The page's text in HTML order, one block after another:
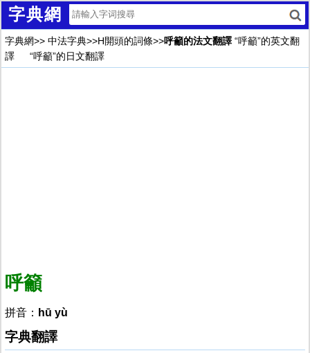
字典網
字典網>> 中法字典>>H開頭的詞條>>呼籲的法文翻譯 “呼籲”的英文翻
譯
“呼籲”的日文翻譯
呼籲
拼音： hū yù
字典翻譯